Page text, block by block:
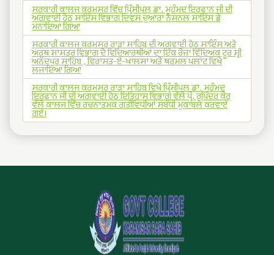
ਸਰਕਾਰੀ ਕਾਲਜ ਕਰਮਸਰ ਵਿੱਚ ਪ੍ਰਿੰਸੀਪਲ ਡਾ. ਮੁਹੰਮਦ ਇਰਫਾਨ ਜੀ ਦੀ
ਅਗਵਾਈ ਹੇਠ ਸਾਇੰਸ ਵਿਭਾਗ ਦਿਵਸ ਦੁਆਰਾ ਨੈਸ਼ਨਲ ਸਾਇੰਸ ਡੇ
ਮਨਾਇਆ ਗਿਆ
ਸਰਕਾਰੀ ਕਾਲਜ ਕਰਮਸਰ ਰਾੜਾ ਸਾਹਿਬ ਦੀ ਅਗਵਾਈ ਹੇਠ ਸਾਇੰਸ ਅਤੇ
ਅਰਥ ਸ਼ਾਸਤਰ ਵਿਭਾਗ ਦੇ ਵਿਦਿਆਰਥੀਆਂ ਦਾ ਇੱਕ ਰੋਜ਼ਾ ਵਿੱਦਿਅਕ ਟੂਰ ਸ੍ਰੀ
ਅਨੰਦਪੁਰ ਸਾਹਿਬ , ਵਿਰਾਸਤ-ਏ-ਖਾਲਸਾ ਅਤੇ ਥਰਮਲ ਪਲਾਂਟ ਵਿਖੇ
ਲਜਾਇਆ ਗਿਆ
ਸਰਕਾਰੀ ਕਾਲਜ ਕਰਮਸਰ ਰਾੜਾ ਸਾਹਿਬ ਵਿਖੇ ਪ੍ਰਿੰਸੀਪਲ ਡਾ. ਮੁਹੰਮਦ
ਇਰਫਾਨ ਜੀ ਦੀ ਅਗਵਾਈ ਹੇਠ ਇਤਿਹਾਸ ਵਿਭਾਗ ਵੱਲੋ ਪ੍ਰੋ. ਰੁਪਿੰਦਰ ਕੋਰ
ਵੱਲੋ ਕਾਲਜ ਵਿੱਚ ਰਚਨਾਤਮਕ ਗਤੀਵਿਧੀਆਂ ਸਬੰਧੀ ਮੁਕਾਬਲੇ ਕਰਵਾਏ
ਗਏ।